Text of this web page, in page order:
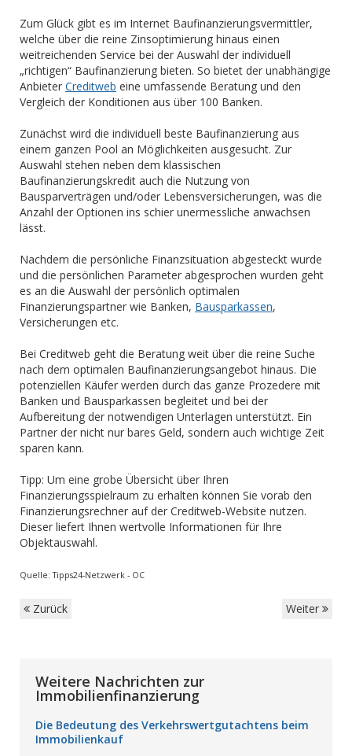
Zum Glück gibt es im Internet Baufinanzierungsvermittler,
welche über die reine Zinsoptimierung hinaus einen
weitreichenden Service bei der Auswahl der individuell
„richtigen“ Baufinanzierung bieten. So bietet der unabhängige
Anbieter Creditweb eine umfassende Beratung und den
Vergleich der Konditionen aus über 100 Banken.
Zunächst wird die individuell beste Baufinanzierung aus
einem ganzen Pool an Möglichkeiten ausgesucht. Zur
Auswahl stehen neben dem klassischen
Baufinanzierungskredit auch die Nutzung von
Bausparverträgen und/oder Lebensversicherungen, was die
Anzahl der Optionen ins schier unermessliche anwachsen
lässt.
Nachdem die persönliche Finanzsituation abgesteckt wurde
und die persönlichen Parameter abgesprochen wurden geht
es an die Auswahl der persönlich optimalen
Finanzierungspartner wie Banken, Bausparkassen,
Versicherungen etc.
Bei Creditweb geht die Beratung weit über die reine Suche
nach dem optimalen Baufinanzierungsangebot hinaus. Die
potenziellen Käufer werden durch das ganze Prozedere mit
Banken und Bausparkassen begleitet und bei der
Aufbereitung der notwendigen Unterlagen unterstützt. Ein
Partner der nicht nur bares Geld, sondern auch wichtige Zeit
sparen kann.
Tipp: Um eine grobe Übersicht über Ihren
Finanzierungsspielraum zu erhalten können Sie vorab den
Finanzierungsrechner auf der Creditweb-Website nutzen.
Dieser liefert Ihnen wertvolle Informationen für Ihre
Objektauswahl.
Quelle: Tipps24-Netzwerk - OC
Zurück Weiter
Weitere Nachrichten zur
Immobilienfinanzierung
Die Bedeutung des Verkehrswertgutachtens beim
Immobilienkauf